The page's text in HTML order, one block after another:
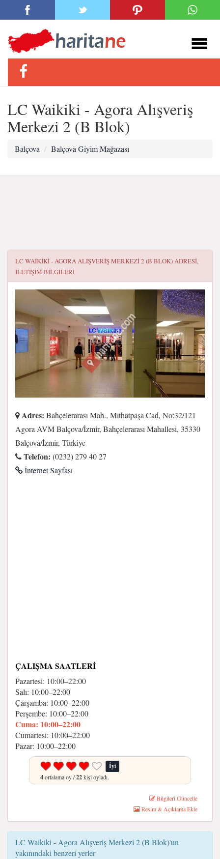
LC Waikiki - Agora Alışveriş
Merkezi 2 (B Blok)
Balçova Balçova Giyim Mağazası
LC WAIKIKI - AGORA ALIŞVERIŞ MERKEZI 2 (B BLOK)ADRESI,
ILETIŞIM BILGILERI
Adres: Bahçelerarası Mah., Mithatpaşa Cad, No:32/121
Agora AVM Balçova/İzmir, Bahçelerarası Mahallesi, 35330
Balçova/İzmir, Türkiye
Telefon: (0232) 279 40 27
İnternet Sayfası
ÇALIŞMA SAATLERI
Pazartesi: 10:00–22:00
Salı: 10:00–22:00
Çarşamba: 10:00–22:00
Perşembe: 10:00–22:00
Cuma: 10:00–22:00
Cumartesi: 10:00–22:00
Pazar: 10:00–22:00
İyi
4ortalama oy /22kişi oyladı.
Bilgileri Güncelle
Resim & Açıklama Ekle
LC Waikiki - Agora Alışveriş Merkezi 2 (B Blok)'un
yakınındaki benzeri yerler